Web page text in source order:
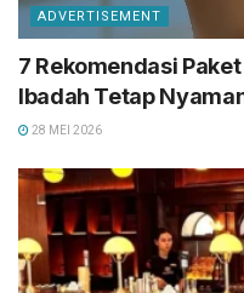
ADVERTISEMENT
7 Rekomendasi
Ibadah Tetap
28 MEI 2026